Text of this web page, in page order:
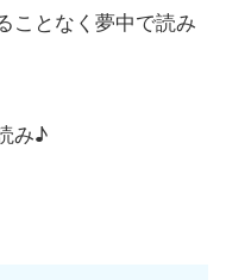
ことなく夢中で読み
み♪